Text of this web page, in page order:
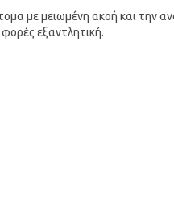
με μειωμένη ακοή και την
εξαντλητική.